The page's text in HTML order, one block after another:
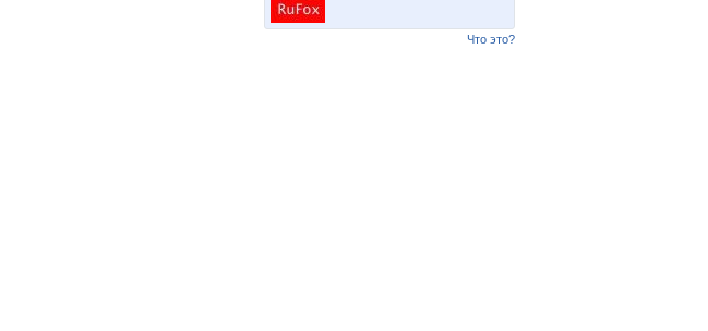
Что это?